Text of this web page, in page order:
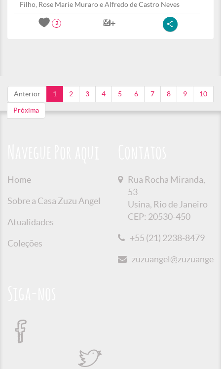
Filho, Rose Marie Muraro e Alfredo de Castro Neves
2
Anterior 1 2 3 4 5 6 7 8 9 10
Próxima
Home
Sobre a Casa Zuzu Angel
Atualidades
Coleções
Rua Rocha Miranda,
53
Usina, Rio de Janeiro
CEP: 20530-450
+55 (21) 2238-8479